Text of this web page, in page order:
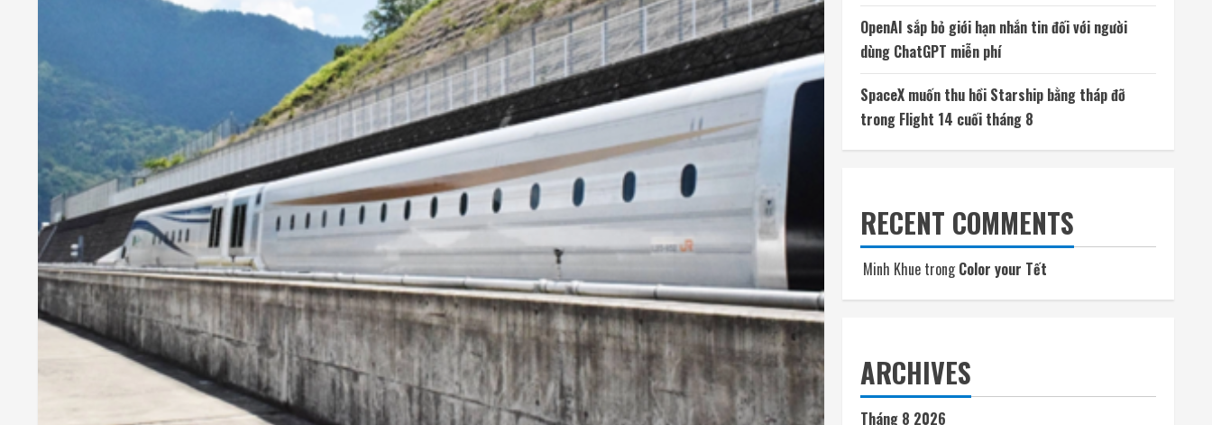
OpenAI sắp bỏ giới hạn nhắn tin đối với người
dùng ChatGPT miễn phí
SpaceX muốn thu hồi Starship bằng tháp đỡ
trong Flight 14 cuối tháng 8
RECENT COMMENTS
Minh Khue trongColor your Tết
ARCHIVES
Tháng 8 2026